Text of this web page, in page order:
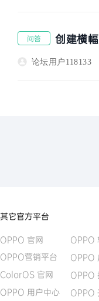
问答 创建横
论坛用户118133
其它官方平台
OPPO 官网
OPPO营销平台
ColorOS 官网
OPPO 用户中心
OPPO
OPPO
OPPO
OPPO